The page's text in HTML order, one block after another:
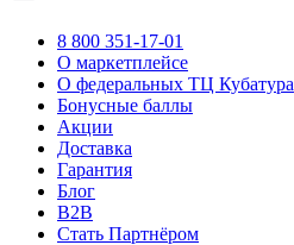
8 800 351-17-01
О маркетплейсе
О федеральных ТЦ Кубатура
Бонусные баллы
Акции
Доставка
Гарантия
Блог
B2B
Стать Партнёром